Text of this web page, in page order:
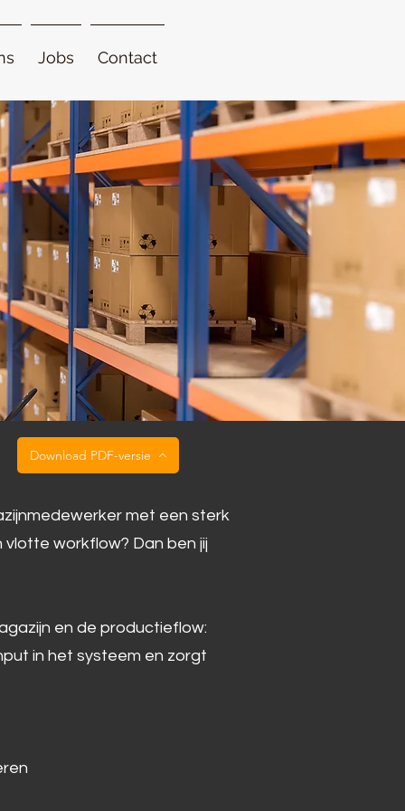
Jobs Contact
met een sterk
workflow? Dan ben jij
en de productieflow:
in het systeem en zorgt
Download PDF-versie